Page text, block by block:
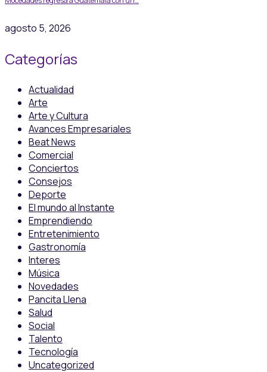
agosto 5, 2026
Categorías
Actualidad
Arte
Arte y Cultura
Avances Empresariales
Beat News
Comercial
Conciertos
Consejos
Deporte
El mundo al Instante
Emprendiendo
Entretenimiento
Gastronomía
Interes
Música
Novedades
Pancita Llena
Salud
Social
Talento
Tecnología
Uncategorized